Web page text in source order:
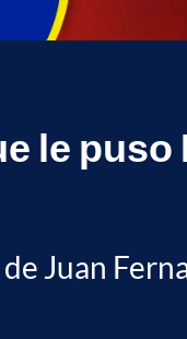
le puso
Juan